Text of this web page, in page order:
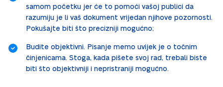
samom početku jer će to pomoći vašoj publici da
razumiju je li vaš dokument vrijedan njihove pozornosti.
Pokušajte biti što precizniji mogućno;
Budite objektivni. Pisanje memo uvijek je o točnim
činjenicama. Stoga, kada pišete svoj rad, trebali biste
biti što objektivniji i nepristraniji mogućno.